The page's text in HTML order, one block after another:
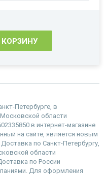
КОРЗИНУ
Петербурге, в
области
в интернет-магазине
на сайте, является новым
по Санкт-Петербургу,
области
по России
Для оформления